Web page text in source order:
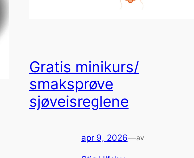
Gratis minikurs/
smaksprøve
sjøveisreglene
apr 9, 2026—av